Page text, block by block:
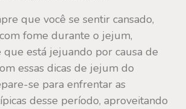
que você se sentir cansado,
fome durante o jejum,
está jejuando por causa de
essas dicas de jejum do
se para enfrentar as
desse período, aproveitando